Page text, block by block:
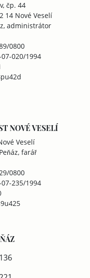
čp. 44
14 Nové Veselí
administrátor
0800
020/1994
NOVÉ VESELÍ
Veselí
farář
0800
235/1994